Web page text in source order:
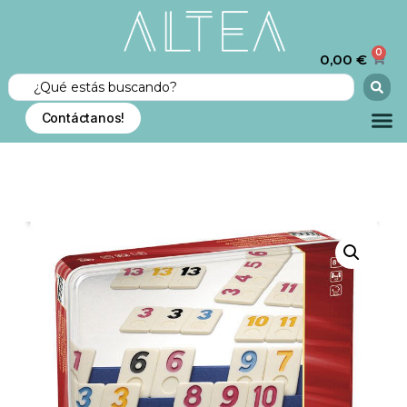
0,00 € 0
Contáctanos!